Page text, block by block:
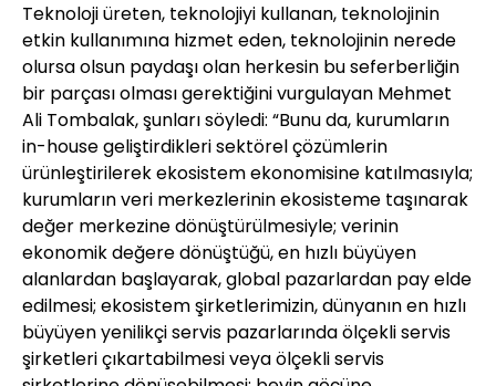
Teknoloji üreten, teknolojiyi kullanan, teknolojinin
etkin kullanımına hizmet eden, teknolojinin nerede
olursa olsun paydaşı olan herkesin bu seferberliğin
bir parçası olması gerektiğini vurgulayan Mehmet
Ali Tombalak, şunları söyledi: “Bunu da, kurumların
in-house geliştirdikleri sektörel çözümlerin
ürünleştirilerek ekosistem ekonomisine katılmasıyla;
kurumların veri merkezlerinin ekosisteme taşınarak
değer merkezine dönüştürülmesiyle; verinin
ekonomik değere dönüştüğü, en hızlı büyüyen
alanlardan başlayarak, global pazarlardan pay elde
edilmesi; ekosistem şirketlerimizin, dünyanın en hızlı
büyüyen yenilikçi servis pazarlarında ölçekli servis
şirketleri çıkartabilmesi veya ölçekli servis